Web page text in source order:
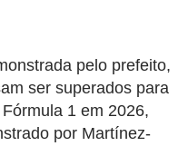
pelo prefeito,
ser superados para
1 em 2026,
por Martínez-